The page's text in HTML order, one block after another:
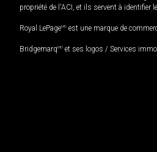
propriété de l'ACI, et ils servent à
Royal LePageMD est une marque de
BridgemarqMD et ses logos / Services